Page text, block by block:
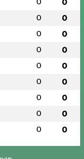
0 0
0 0
0 0
0 0
0 0
0 0
0 0
0 0
0 0